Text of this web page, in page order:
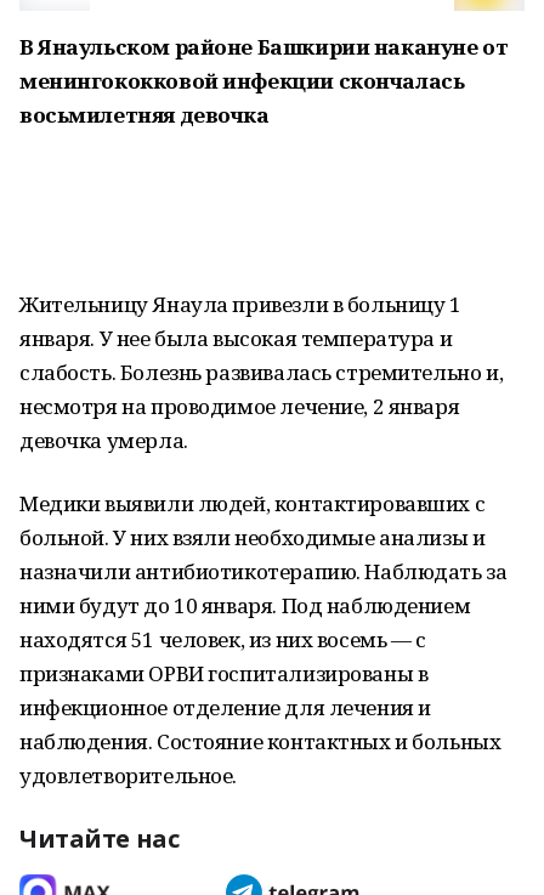
В Янаульском районе Башкирии накануне от
менингококковой инфекции скончалась
восьмилетняя девочка
Жительницу Янаула привезли в больницу 1
января. У нее была высокая температура и
слабость. Болезнь развивалась стремительно и,
несмотря на проводимое лечение, 2 января
девочка умерла.
Медики выявили людей, контактировавших с
больной. У них взяли необходимые анализы и
назначили антибиотикотерапию. Наблюдать за
ними будут до 10 января. Под наблюдением
находятся 51 человек, из них восемь — с
признаками ОРВИ госпитализированы в
инфекционное отделение для лечения и
наблюдения. Состояние контактных и больных
удовлетворительное.
Читайте нас